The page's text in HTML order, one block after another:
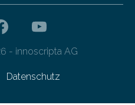
- innoscripta AG
Datenschutz